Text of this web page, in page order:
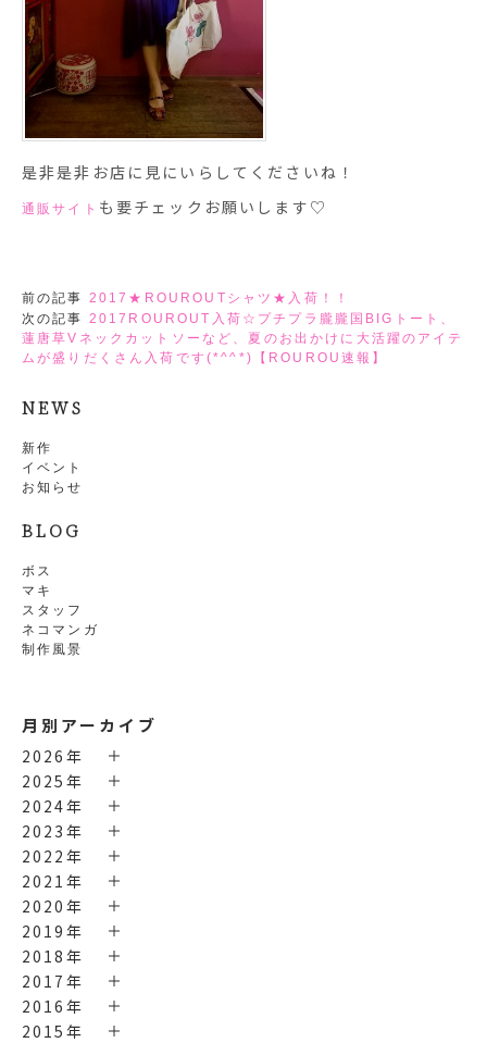
NEWS
新作
イベント
お知らせ
BLOG
ボス
マキ
スタッフ
ネコマンガ
制作風景
月別アーカイブ
2026年
2025年
2024年
2023年
2022年
2021年
2020年
2019年
2018年
2017年
2016年
2015年
是非是非お店に見にいらしてくださいね！
通販サイト も要チェックお願いします♡
前の記事 2017★ROUROUTシャツ★入荷！！
次の記事
2017ROUROUT入荷☆プチプラ朧朧国BIGトート、
蓮唐草Vネックカットソーなど、夏のお出かけに大活躍のアイテ
ムが盛りだくさん入荷です(*^^*)【ROUROU速報】